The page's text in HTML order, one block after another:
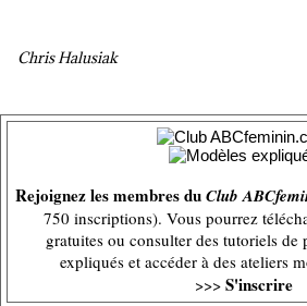
Chris Halusiak
Rejoignez les membres duClub
750 inscriptions). Vous pourrez
gratuites ou consulter des tutoriels de
expliqués et accéder à des ateliers
>>> S'inscrire